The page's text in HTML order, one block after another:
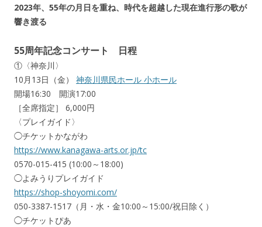
2023年、55年の月日を重ね、時代を超越した現在進行形の歌が
響き渡る
55周年記念コンサート 日程
①〈神奈川〉
10月13日（金） 神奈川県民ホール 小ホール
開場16:30 開演17:00
［全席指定］ 6,000円
〈プレイガイド〉
◯チケットかながわ
https://www.kanagawa-arts.or.jp/tc
0570-015-415 (10:00～18:00)
◯よみうりプレイガイド
https://shop-shoyomi.com/
050-3387-1517（月・水・金10:00～15:00/祝日除く）
◯チケットぴあ